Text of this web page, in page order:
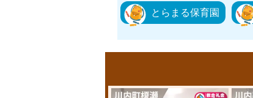
とらまる保育園